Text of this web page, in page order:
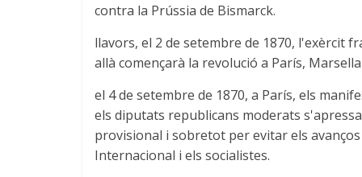
contra la Prússia de Bismarck.
llavors, el 2 de setembre de 1870, l'exèrcit
allà començarà la revolució a París,
el 4 de setembre de 1870, a París, els
els diputats republicans moderats
provisional i sobretot per evitar els
Internacional i els socialistes.